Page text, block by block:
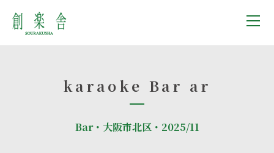
karaoke Bar ar
Bar・大阪市北区・2025/11